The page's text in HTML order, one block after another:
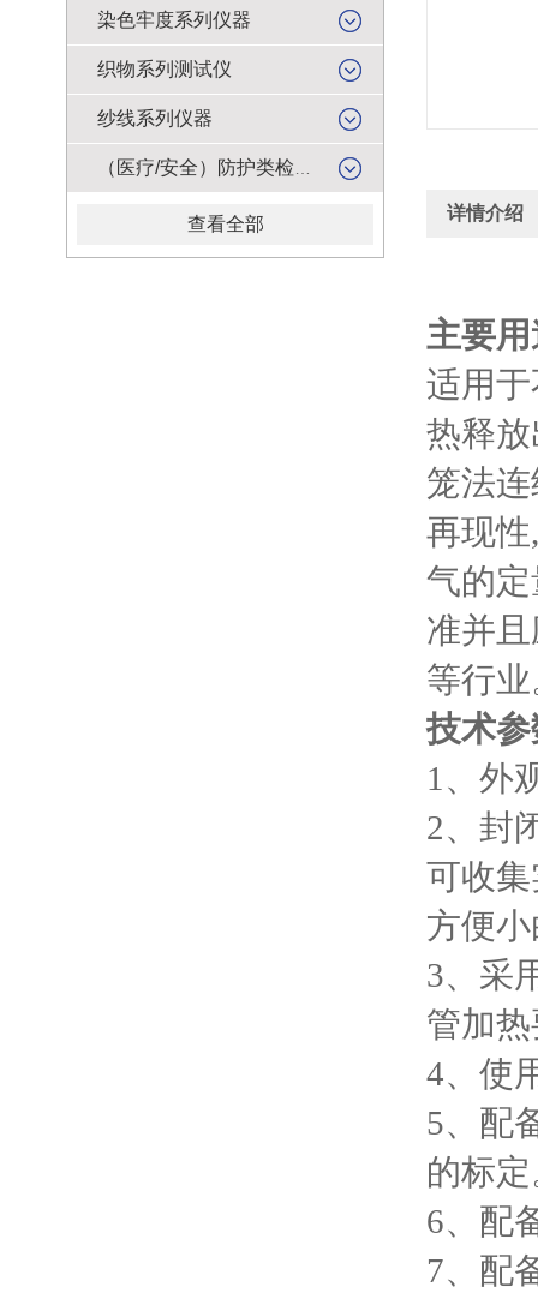
详情介绍
主要
适用
热释
笼法
再现性,
气的
准并
等行
技术
1、 外
2、 封
可收
方便
3、采
管加
4、使
5、配
的标
6、配
7、配
染色牢度系列仪器
织物系列测试仪
纱线系列仪器
查看全部